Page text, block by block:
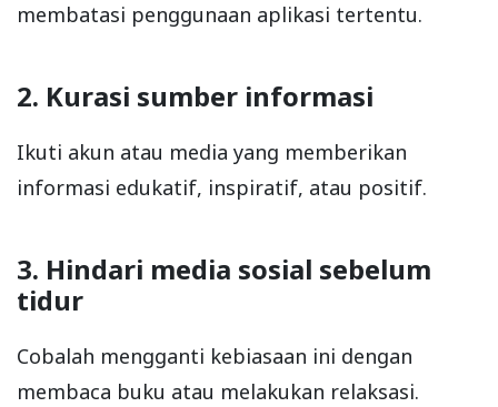
membatasi penggunaan aplikasi tertentu.
2. Kurasi sumber informasi
Ikuti akun atau media yang memberikan
informasi edukatif, inspiratif, atau positif.
3. Hindari media sosial sebelum
tidur
Cobalah mengganti kebiasaan ini dengan
membaca buku atau melakukan relaksasi.